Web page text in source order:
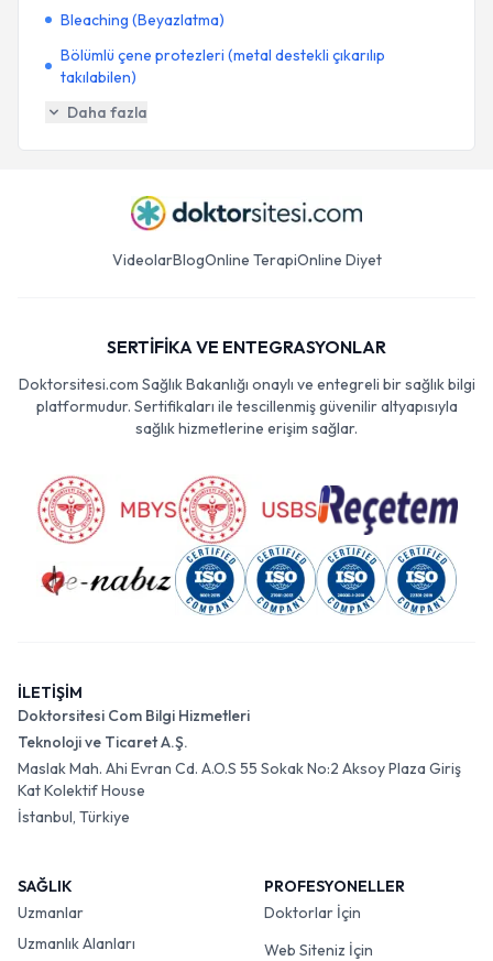
Bleaching (Beyazlatma)
Bölümlü çene protezleri (metal destekli çıkarılıp
takılabilen)
Daha fazla
VideolarBlogOnline TerapiOnline Diyet
SERTİFİKA VE ENTEGRASYONLAR
Doktorsitesi.com Sağlık Bakanlığı onaylı ve entegreli bir sağlık bilgi
platformudur. Sertifikaları ile tescillenmiş güvenilir altyapısıyla
sağlık hizmetlerine erişim sağlar.
İLETİŞİM
Doktorsitesi Com Bilgi Hizmetleri
Teknoloji ve Ticaret A.Ş.
Maslak Mah. Ahi Evran Cd. A.O.S 55 Sokak No:2 Aksoy Plaza Giriş
Kat Kolektif House
İstanbul, Türkiye
SAĞLIK
Uzmanlar
Uzmanlık Alanları
PROFESYONELLER
Doktorlar İçin
Web Siteniz İçin